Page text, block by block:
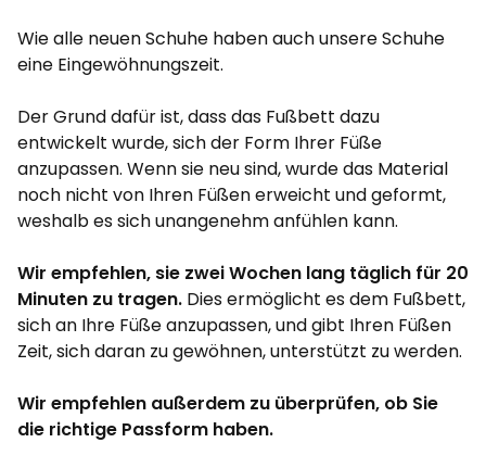
Wie alle neuen Schuhe haben auch unsere Schuhe
eine Eingewöhnungszeit.
Der Grund dafür ist, dass das Fußbett dazu
entwickelt wurde, sich der Form Ihrer Füße
anzupassen. Wenn sie neu sind, wurde das Material
noch nicht von Ihren Füßen erweicht und geformt,
weshalb es sich unangenehm anfühlen kann.
Wir empfehlen, sie zwei Wochen lang täglich für 20
Minuten zu tragen. Dies ermöglicht es dem Fußbett,
sich an Ihre Füße anzupassen, und gibt Ihren Füßen
Zeit, sich daran zu gewöhnen, unterstützt zu werden.
Wir empfehlen außerdem zu überprüfen, ob Sie
die richtige Passform haben.